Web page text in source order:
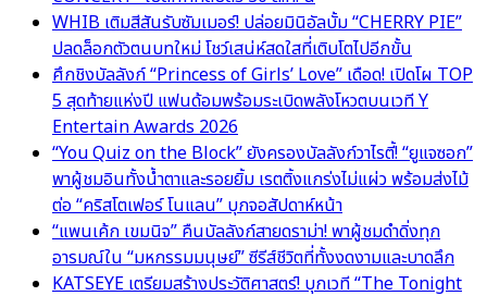
WHIB เติมสีสันรับซัมเมอร์! ปล่อยมินิอัลบั้ม “CHERRY PIE”
ปลดล็อกตัวตนบทใหม่ โชว์เสน่ห์สดใสที่เติบโตไปอีกขั้น
ศึกชิงบัลลังก์ “Princess of Girls’ Love” เดือด! เปิดโผ TOP
5 สุดท้ายแห่งปี แฟนด้อมพร้อมระเบิดพลังโหวตบนเวที Y
Entertain Awards 2026
“You Quiz on the Block” ยังครองบัลลังก์วาไรตี้! “ยูแจซอก”
พาผู้ชมอินทั้งน้ำตาและรอยยิ้ม เรตติ้งแกร่งไม่แผ่ว พร้อมส่งไม้
ต่อ “คริสโตเฟอร์ โนแลน” บุกจอสัปดาห์หน้า
“แพนเค้ก เขมนิจ” คืนบัลลังก์สายดราม่า! พาผู้ชมดำดิ่งทุก
อารมณ์ใน “มหกรรมมนุษย์” ซีรีส์ชีวิตที่ทั้งงดงามและบาดลึก
KATSEYE เตรียมสร้างประวัติศาสตร์! บุกเวที “The Tonight